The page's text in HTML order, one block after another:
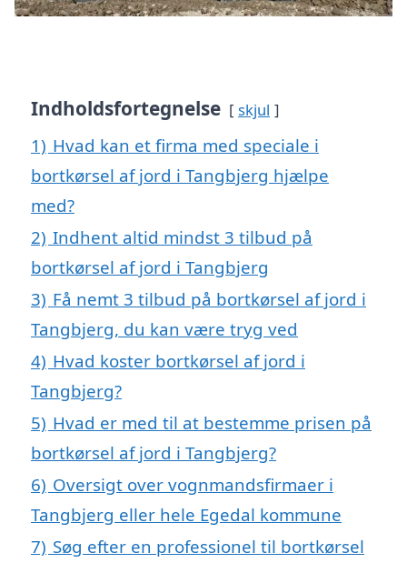
Indholdsfortegnelse skjul
1) Hvad kan et firma med speciale i
bortkørsel af jord i Tangbjerg hjælpe
med?
2) Indhent altid mindst 3 tilbud på
bortkørsel af jord i Tangbjerg
3) Få nemt 3 tilbud på bortkørsel af jord i
Tangbjerg, du kan være tryg ved
4) Hvad koster bortkørsel af jord i
Tangbjerg?
5) Hvad er med til at bestemme prisen på
bortkørsel af jord i Tangbjerg?
6) Oversigt over vognmandsfirmaer i
Tangbjerg eller hele Egedal kommune
7) Søg efter en professionel til bortkørsel